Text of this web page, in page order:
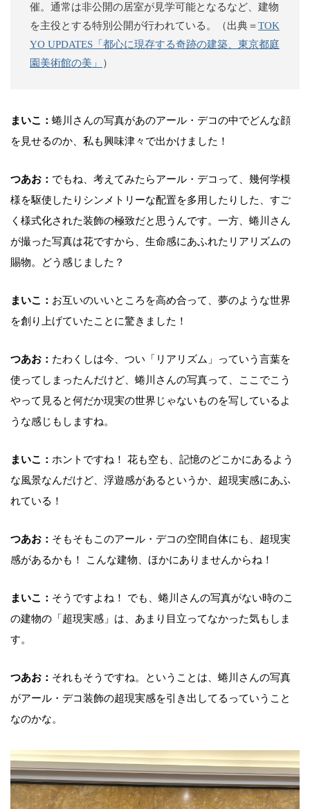
催。通常は非公開の居室が見学可能となるなど、建物
を主役とする特別公開が行われている。​​（出典＝TOK
YO UPDATES「都心に現存する奇跡の建築、東京都庭
園美術館の美​​」
）
まいこ： 蜷川さんの写真があのアール・デコの中でどんな顔
を見せるのか、私も興味津々で出かけました！
つあお： でもね、考えてみたらアール・デコって、幾何学模
様を駆使したりシンメトリーな配置を多用したりした、すご
く様式化された装飾の極致だと思うんです。一方、蜷川さん
が撮った写真は花ですから、生命感にあふれたリアリズムの
賜物。どう感じました？
まいこ： お互いのいいところを高め合って、夢のような世界
を創り上げていたことに驚きました！
つあお： たわくしは今、つい「リアリズム」っていう言葉を
使ってしまったんだけど、蜷川さんの写真って、ここでこう
やって見ると何だか現実の世界じゃないものを写しているよ
うな感じもしますね。
まいこ： ホントですね！ 花も空も、記憶のどこかにあるよう
な風景なんだけど、浮遊感があるというか、超現実感にあふ
れている！
つあお： そもそもこのアール・デコの空間自体にも、超現実
感があるかも！ こんな建物、ほかにありませんからね！
まいこ： そうですよね！ でも、蜷川さんの写真がない時のこ
の建物の「超現実感」は、あまり目立ってなかった気もしま
す。
つあお： それもそうですね。ということは、蜷川さんの写真
がアール・デコ装飾の超現実感を引き出してるっていうこと
なのかな。